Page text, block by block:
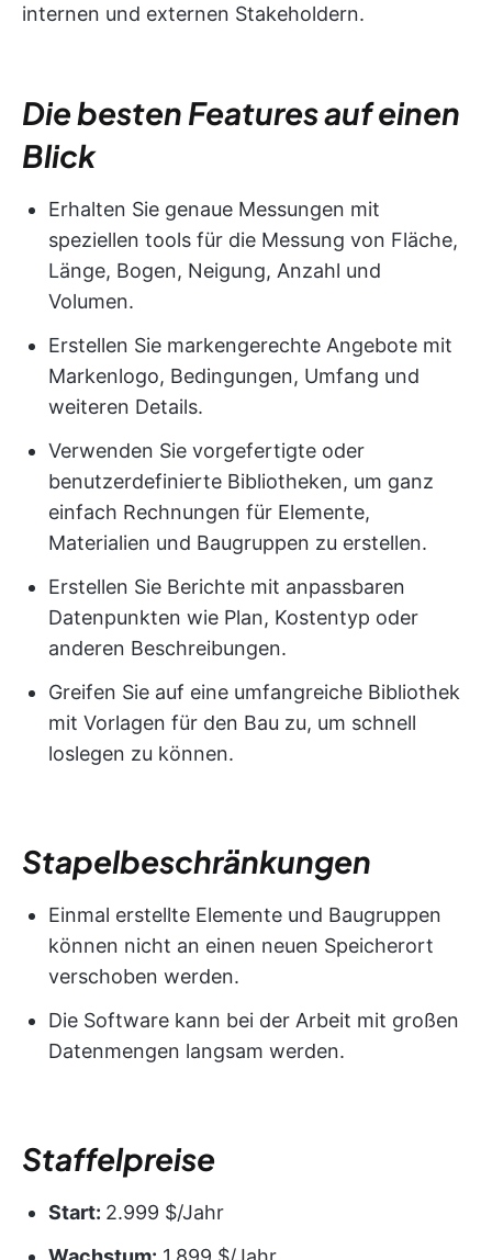
internen und externen Stakeholdern.
Die besten Features auf einen
Blick
Erhalten Sie genaue Messungen mit
speziellen tools für die Messung von Fläche,
Länge, Bogen, Neigung, Anzahl und
Volumen.
Erstellen Sie markengerechte Angebote mit
Markenlogo, Bedingungen, Umfang und
weiteren Details.
Verwenden Sie vorgefertigte oder
benutzerdefinierte Bibliotheken, um ganz
einfach Rechnungen für Elemente,
Materialien und Baugruppen zu erstellen.
Erstellen Sie Berichte mit anpassbaren
Datenpunkten wie Plan, Kostentyp oder
anderen Beschreibungen.
Greifen Sie auf eine umfangreiche Bibliothek
mit Vorlagen für den Bau zu, um schnell
loslegen zu können.
Stapelbeschränkungen
Einmal erstellte Elemente und Baugruppen
können nicht an einen neuen Speicherort
verschoben werden.
Die Software kann bei der Arbeit mit großen
Datenmengen langsam werden.
Staffelpreise
Start: 2.999 $/Jahr